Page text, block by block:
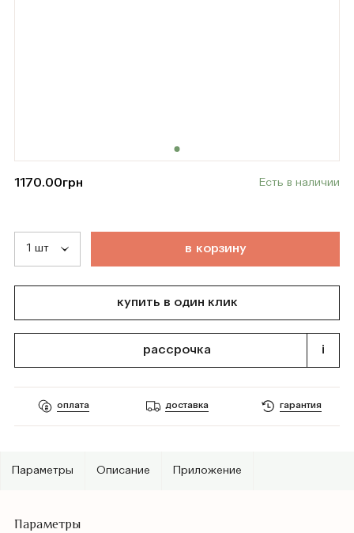
1170.00грн Есть в наличии
в корзину
купить в один клик
рассрочка i
оплата доставка гарантия
Параметры Описание Приложение
Параметры